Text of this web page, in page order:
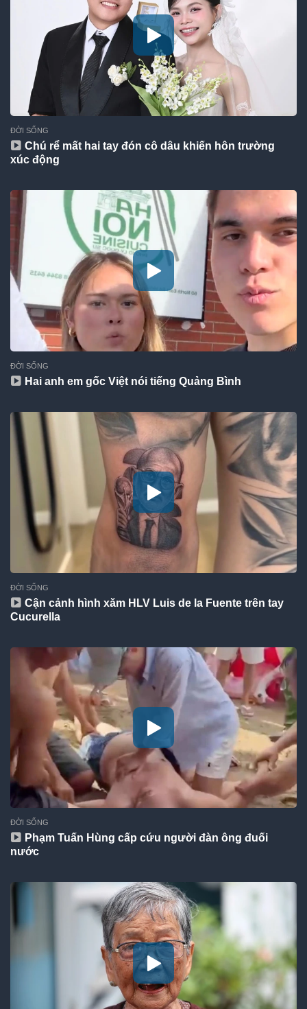
ĐỜI SỐNG
Chú rể mất hai tay đón cô dâu khiến hôn trường
xúc động
ĐỜI SỐNG
Hai anh em gốc Việt nói tiếng Quảng Bình
ĐỜI SỐNG
Cận cảnh hình xăm HLV Luis de la Fuente trên tay
Cucurella
ĐỜI SỐNG
Phạm Tuấn Hùng cấp cứu người đàn ông đuối
nước